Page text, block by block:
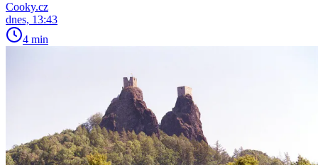
Cooky.cz
dnes, 13:43
4 min